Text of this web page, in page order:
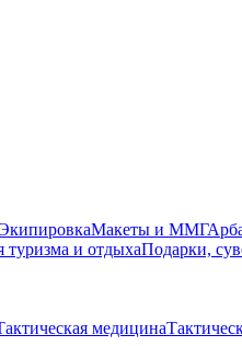
Макеты и ММГ
туризма и отдыхаПодарки,
медицина